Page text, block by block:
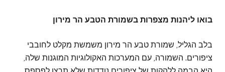
בואו ליהנות מצפרות בשמורת הטבע הר מירון
בלב הגליל, שמורת טבע הר מירון משמשת מקלט לחובבי
ציפורים. השמורה, עם המערכות האקולוגיות המוגנות שלה,